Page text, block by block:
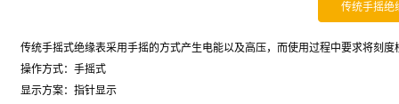
传统手摇绝
传统手摇式绝缘表采用手摇的方式产生电能以及高压，而使用过程中要求将刻度
操作方式：手摇式
显示方案：指针显示